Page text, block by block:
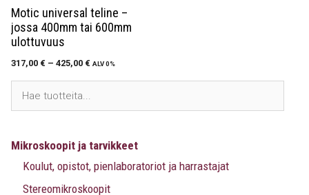
Motic universal teline –
jossa 400mm tai 600mm
ulottuvuus
317,00 € – 425,00 € ALV 0%
Mikroskoopit ja tarvikkeet
Koulut, opistot, pienlaboratoriot ja harrastajat
Stereomikroskoopit